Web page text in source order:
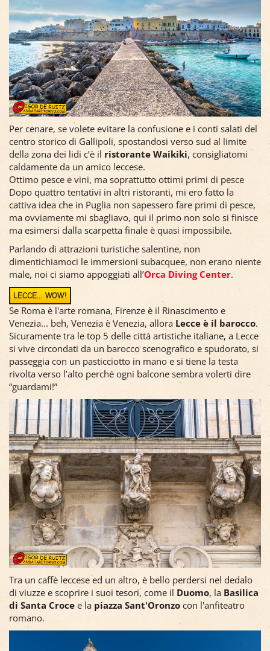
Per cenare, se volete evitare la confusione e i conti salati del
centro storico di Gallipoli, spostandosi verso sud al limite
della zona dei lidi c’è il ristorante Waikiki, consigliatomi
caldamente da un amico leccese.
Ottimo pesce e vini, ma soprattutto ottimi primi di pesce
Dopo quattro tentativi in altri ristoranti, mi ero fatto la
cattiva idea che in Puglia non sapessero fare primi di pesce,
ma ovviamente mi sbagliavo, qui il primo non solo si finisce
ma esimersi dalla scarpetta finale è quasi impossibile.
Parlando di attrazioni turistiche salentine, non
dimentichiamoci le immersioni subacquee, non erano niente
male, noi ci siamo appoggiati all’Orca Diving Center.
LECCE… WOW!
Se Roma è l'arte romana, Firenze è il Rinascimento e
Venezia... beh, Venezia è Venezia, allora Lecce è il barocco.
Sicuramente tra le top 5 delle città artistiche italiane, a Lecce
si vive circondati da un barocco scenografico e spudorato, si
passeggia con un pasticciotto in mano e si tiene la testa
rivolta verso l’alto perché ogni balcone sembra volerti dire
“guardami!”
Tra un caffè leccese ed un altro, è bello perdersi nel dedalo
di viuzze e scoprire i suoi tesori, come il Duomo, la Basilica
di Santa Crocee la piazza Sant'Oronzo con l'anfiteatro
romano.